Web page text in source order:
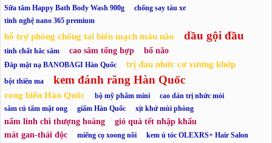
Sữa tắm Happy Bath Body Wash 900g
chống say tàu xe
tinh nghệ nano 365 premium
hỗ trợ phòng chống tai biến mạch máu não dầu gội đầu
tinh chất hắc sâm cao sâm tổng hợp bổ não
Đắp mặt nạ BANOBAGI Hàn Quốc trị đau nhức cơ xương khớp
bột thiên ma kem đánh răng Hàn Quốc
rong biển Hàn Quốc bộ mỹ phẩm mini
cao dán trị nhức mỏi
sâm củ tẩm mật ong
giấm Hàn Quốc xịt khử mùi phòng
nấm linh chi thượng hoàng
giỏ quà tết nhập khẩu
mát gan-thải độc
miếng cọ xoong nồi
kem ủ tóc OLEXRS+ Hair Salon